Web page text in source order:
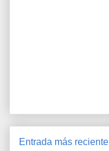
Entrada más reciente